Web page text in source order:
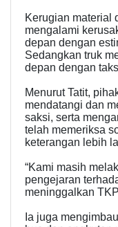
Kerugian material
mengalami
depan dengan
Sedangkan truk
depan dengan
Menurut Tatit,
mendatangi dan
saksi, serta
telah memeriksa
keterangan lebih
“Kami masih
pengejaran
meninggalkan
Ia juga